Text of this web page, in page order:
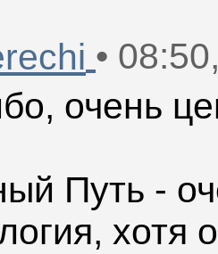
•
очень
Путь -
хотя